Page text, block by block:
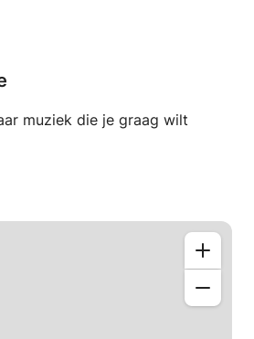
doelen van bijvoorbeeld een
ik geduldig, motiverend,
Ik geef aan wat
op hoe je makkelijker kunt
Afgestemd op uw
muziek die je graag wilt